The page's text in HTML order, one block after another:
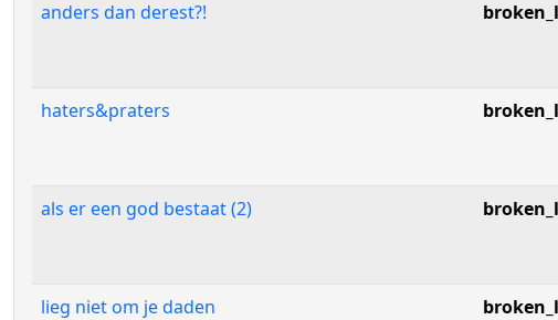
anders dan derest?!
haters&praters
als er een god bestaat (2)
lieg niet om je daden